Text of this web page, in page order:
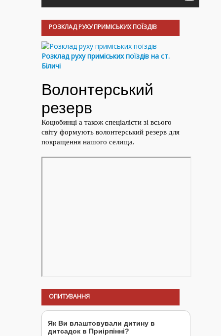
РОЗКЛАД РУХУ ПРИМІСЬКИХ ПОЇЗДІВ
Розклад руху приміських поїздів на ст.
Біличі
ОПИТУВАННЯ
Як Ви влаштовували дитину в
дитсадок в Приірпінні?